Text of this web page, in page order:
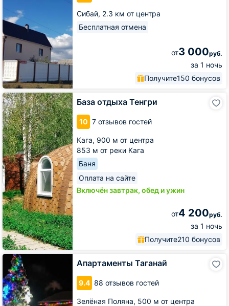
Сибай, 2.3 км от центра
Бесплатная отмена
от3 000руб.
за 1 ночь
Получите150 бонусов
База отдыха Тенгри
10 7 отзывов гостей
Кага, 900 м от центра
853 м от реки Кага
Баня
Оплата на сайте
Включён завтрак, обед и ужин
от4 200руб.
за 1 ночь
Получите210 бонусов
База
отдыха
Тенгри
Апартаменты Таганай
9.4 88 отзывов гостей
Зелёная Поляна, 500 м от центра
Апартаменты
Таганай